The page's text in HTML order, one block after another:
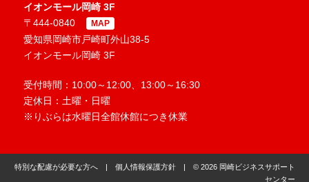
イオンモール岡崎 3F
〒444-0840
MAP
愛知県岡崎市戸崎町外山38-5
イオンモール岡崎 3F
受付時間：10:00～12:00、13:00～16:30
定休日：土曜・日曜
※りぶらは水曜日全館休館につき休業
特別な配慮が必要な方へ | 個人情報保護方針 | © 2026 岡崎ビジネスサポート
センター